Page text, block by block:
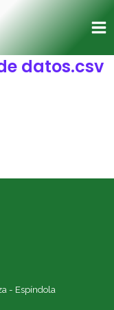
datos.csv
- Espíndola